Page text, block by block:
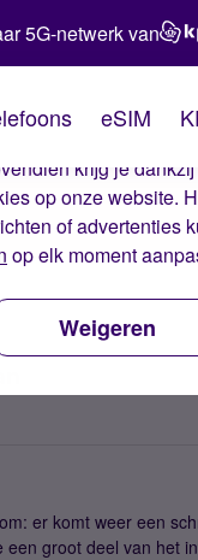
Simyo
website. Met deze
krijg je
op onze website.
of advertenties
op elk moment
Weigeren
5G-netwerk van
eSIM
er komt weer een
groot deel van het